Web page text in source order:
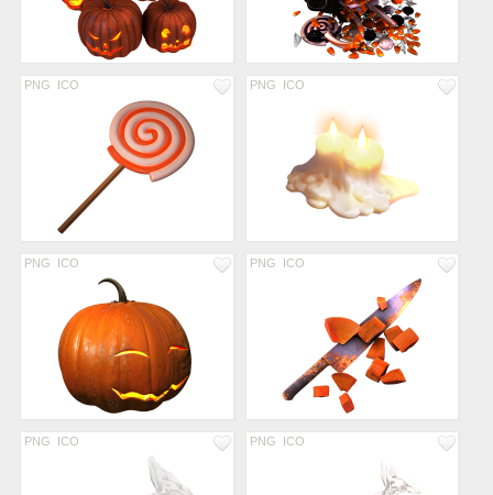
PNG ICO PNG ICO
PNG ICO PNG ICO
PNG ICO PNG ICO